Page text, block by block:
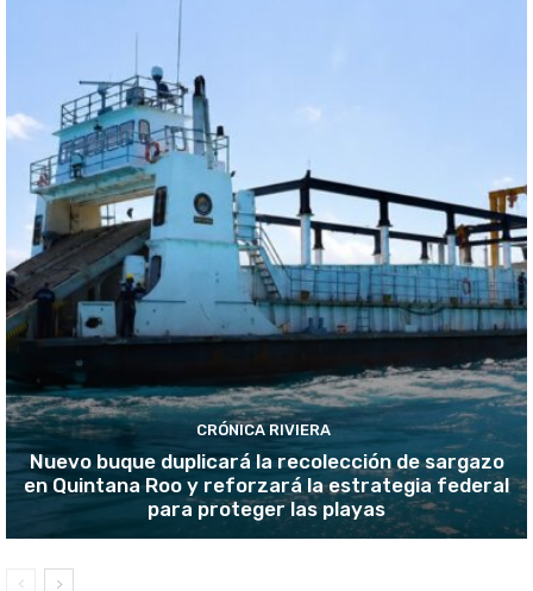
CRÓNICA RIVIERA
Nuevo buque duplicará la recolección de sargazo
en Quintana Roo y reforzará la estrategia federal
para proteger las playas